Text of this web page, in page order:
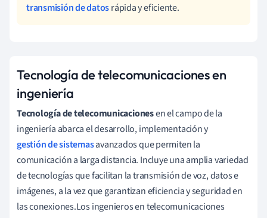
transmisión de datosrápida y eficiente.
Tecnología de telecomunicaciones en
ingeniería
Tecnología de telecomunicacionesen el campo de la
ingeniería abarca el desarrollo, implementación y
gestión de sistemasavanzados que permiten la
comunicación a larga distancia. Incluye una amplia variedad
de tecnologías que facilitan la transmisión de voz, datos e
imágenes, a la vez que garantizan eficiencia y seguridad en
las conexiones.Los ingenieros en telecomunicaciones